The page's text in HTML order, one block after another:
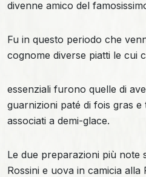
divenne amico del
Fu in questo periodo che
cognome diverse piatti le cui
essenziali furono quelle di
guarnizioni paté di fois gras
associati a demi-glace.
Le due preparazioni più note
Rossini e uova in camicia alla